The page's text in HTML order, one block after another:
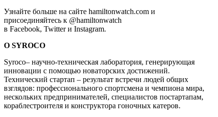
Узнайте больше на сайте hamiltonwatch.com и
присоединяйтесь к @hamiltonwatch
в Facebook, Twitter и Instagram.
О SYROCO
Syroco– научно-техническая лаборатория, генерирующая
инновации с помощью новаторских достижений.
Технический стартап – результат встречи людей общих
взглядов: профессионального спортсмена и чемпиона мира,
нескольких предпринимателей, специалистов постартапам,
кораблестроителя и конструктора гоночных катеров.